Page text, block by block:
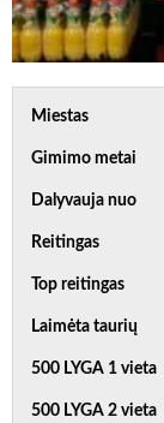
Miestas
Gimimo metai
Dalyvauja nuo
Reitingas
Top reitingas
Laimėta taurių
500 LYGA 1 vieta
500 LYGA 2 vieta